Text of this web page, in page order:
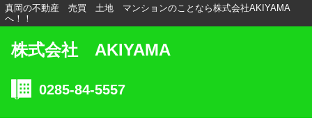
真岡の不動産 売買 土地 マンションのことなら株式会社AKIYAMA
へ！！
株式会社 AKIYAMA
0285-84-5557